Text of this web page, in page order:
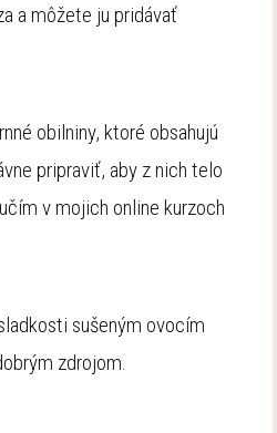
a môžete ju pridávať
obilniny, ktoré obsahujú
pripraviť, aby z nich telo
v mojich online kurzoch
sušeným ovocím
zdrojom.